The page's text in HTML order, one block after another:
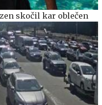
skočil kar oblečen